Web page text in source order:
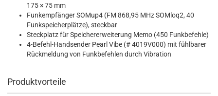
175 × 75 mm
Funkempfänger SOMup4 (FM 868,95 MHz SOMloq2, 40
Funkspeicherplätze), steckbar
Steckplatz für Speichererweiterung Memo (450 Funkbefehle)
4-Befehl-Handsender Pearl Vibe (# 4019V000) mit fühlbarer
Rückmeldung von Funkbefehlen durch Vibration
Produktvorteile